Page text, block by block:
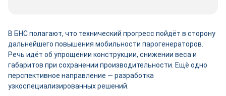
В БНС полагают, что технический прогресс пойдёт в сторону
дальнейшего повышения мобильности парогенераторов.
Речь идёт об упрощении конструкции, снижении веса и
габаритов при сохранении производительности. Ещё одно
перспективное направление ― разработка
узкоспециализированных решений.